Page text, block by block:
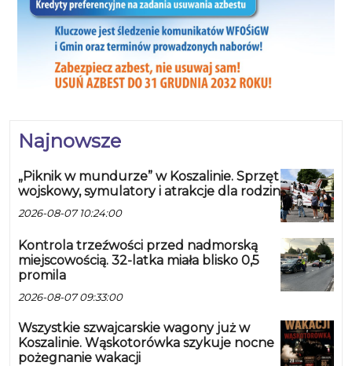
Najnowsze
„Piknik w mundurze” w Koszalinie. Sprzęt
wojskowy, symulatory i atrakcje dla rodzin
2026-08-07 10:24:00
Kontrola trzeźwości przed nadmorską
miejscowością. 32-latka miała blisko 0,5
promila
2026-08-07 09:33:00
Wszystkie szwajcarskie wagony już w
Koszalinie. Wąskotorówka szykuje nocne
pożegnanie wakacji